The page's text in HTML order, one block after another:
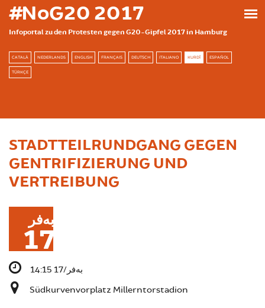
بازبدە بۆ ناوەڕۆکی سەرەکی
#NoG20 2017
Infoportal zu den Protesten gegen G20-Gipfel 2017 in Hamburg
CATALÀ NEDERLANDS ENGLISH FRANÇAIS DEUTSCH ITALIANO KURDÎ ESPAÑOL
TÜRKÇE
STADTTEILRUNDGANG GEGEN
GENTRIFIZIERUNG UND
VERTREIBUNG
بەفر
17
بەفر/17 14:15
Südkurvenvorplatz Millerntorstadion